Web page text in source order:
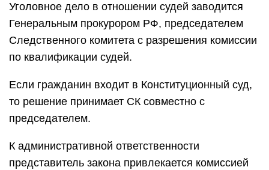
Уголовное дело в отношении судей заводится
Генеральным прокурором РФ, председателем
Следственного комитета с разрешения комиссии
по квалификации судей.
Если гражданин входит в Конституционный суд,
то решение принимает СК совместно с
председателем.
К административной ответственности
представитель закона привлекается комиссией